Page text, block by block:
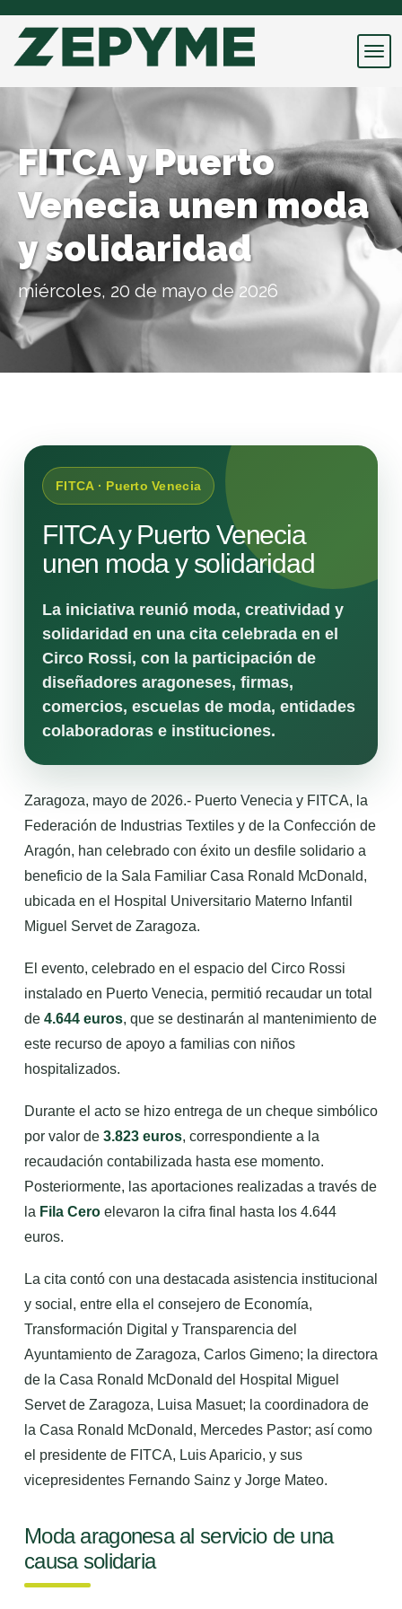
FITCA y Puerto
Venecia unen moda
y solidaridad
miércoles, 20 de mayo de 2026
FITCA · Puerto Venecia
FITCA y Puerto Venecia
unen moda y solidaridad
La iniciativa reunió moda, creatividad y
solidaridad en una cita celebrada en el
Circo Rossi, con la participación de
diseñadores aragoneses, firmas,
comercios, escuelas de moda, entidades
colaboradoras e instituciones.
Zaragoza, mayo de 2026.- Puerto Venecia y FITCA, la
Federación de Industrias Textiles y de la Confección de
Aragón, han celebrado con éxito un desfile solidario a
beneficio de la Sala Familiar Casa Ronald McDonald,
ubicada en el Hospital Universitario Materno Infantil
Miguel Servet de Zaragoza.
El evento, celebrado en el espacio del Circo Rossi
instalado en Puerto Venecia, permitió recaudar un total
de 4.644 euros, que se destinarán al mantenimiento de
este recurso de apoyo a familias con niños
hospitalizados.
Durante el acto se hizo entrega de un cheque simbólico
por valor de 3.823 euros, correspondiente a la
recaudación contabilizada hasta ese momento.
Posteriormente, las aportaciones realizadas a través de
la Fila Cero elevaron la cifra final hasta los 4.644
euros.
La cita contó con una destacada asistencia institucional
y social, entre ella el consejero de Economía,
Transformación Digital y Transparencia del
Ayuntamiento de Zaragoza, Carlos Gimeno; la directora
de la Casa Ronald McDonald del Hospital Miguel
Servet de Zaragoza, Luisa Masuet; la coordinadora de
la Casa Ronald McDonald, Mercedes Pastor; así como
el presidente de FITCA, Luis Aparicio, y sus
vicepresidentes Fernando Sainz y Jorge Mateo.
Moda aragonesa al servicio de una
causa solidaria